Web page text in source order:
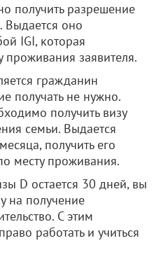
получить разрешение
оно
IGI, которая
проживания заявителя.
гражданин
получать не нужно.
получить визу
семьи. Выдается
получить его
месту проживания.
D остается 30 дней, вы
на получение
С этим
работать и учиться